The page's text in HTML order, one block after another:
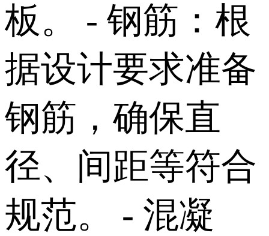
板。 - 钢筋：根
据设计要求准备
钢筋，确保直
径、间距等符合
规范。 - 混凝